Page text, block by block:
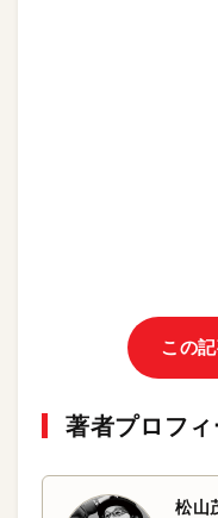
この
著者プロフ
松山